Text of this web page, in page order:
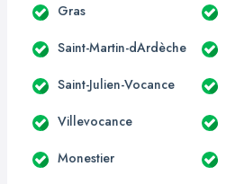
Gras
Saint-Martin-dArdèche
Saint-Julien-Vocance
Villevocance
Monestier